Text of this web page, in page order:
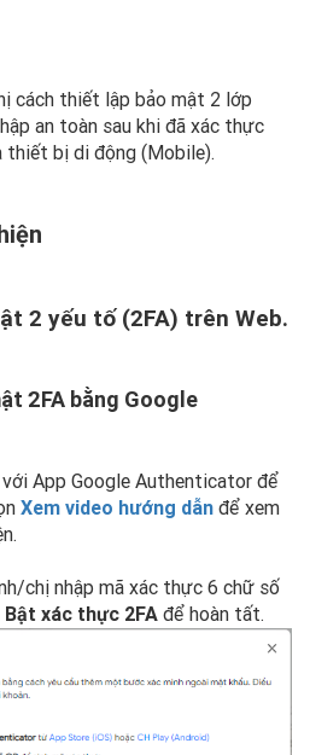
cách thiết lập bảo mật 2 lớp
an toàn sau khi đã xác thực
thiết bị di động (Mobile).
2 yếu tố (2FA) trên Web.
2FA bằng Google
App Google Authenticator để
Xem video hướng dẫn để xem
chị nhập mã xác thực 6 chữ số
Bật xác thực 2FA để hoàn tất.